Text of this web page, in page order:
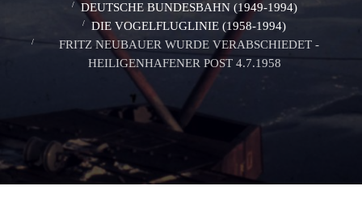
DEUTSCHE BUNDESBAHN (1949-1994)
DIE VOGELFLUGLINIE (1958-1994)
FRITZ NEUBAUER WURDE VERABSCHIEDET -
HEILIGENHAFENER POST 4.7.1958